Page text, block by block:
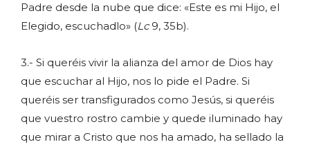
Padre desde la nube que dice: «Este es mi Hijo, el
Elegido, escuchadlo» (Lc9, 35b).
3.- Si queréis vivir la alianza del amor de Dios hay
que escuchar al Hijo, nos lo pide el Padre. Si
queréis ser transfigurados como Jesús, si queréis
que vuestro rostro cambie y quede iluminado hay
que mirar a Cristo que nos ha amado, ha sellado la